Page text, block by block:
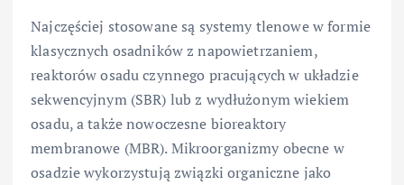
Najczęściej stosowane są systemy tlenowe w formie
klasycznych osadników z napowietrzaniem,
reaktorów osadu czynnego pracujących w układzie
sekwencyjnym (SBR) lub z wydłużonym wiekiem
osadu, a także nowoczesne bioreaktory
membranowe (MBR). Mikroorganizmy obecne w
osadzie wykorzystują związki organiczne jako